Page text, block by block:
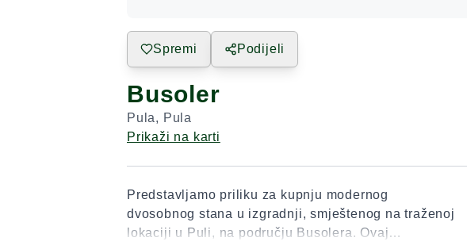
Spremi Podijeli
Busoler
Pula, Pula
Prikaži na karti
Predstavljamo priliku za kupnju modernog
dvosobnog stana u izgradnji, smještenog na traženoj
lokaciji u Puli, na području Busolera. Ovaj